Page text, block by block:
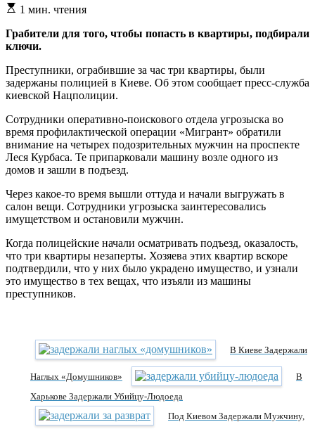
Расчетное
чтения
1 мин. чтения
Грабители для того, чтобы попасть в квартиры, подбирали
ключи.
Преступники, ограбившие за час три квартиры, были
задержаны полицией в Киеве. Об этом сообщает пресс-служба
киевской Нацполиции.
Сотрудники оперативно-поискового отдела угрозыска во
время профилактической операции «Мигрант» обратили
внимание на четырех подозрительных мужчин на проспекте
Леся Курбаса. Те припарковали машину возле одного из
домов и зашли в подъезд.
Через какое-то время вышли оттуда и начали выгружать в
салон вещи. Сотрудники угрозыска заинтересовались
имущетством и остановили мужчин.
Когда полицейские начали осматривать подъезд, оказалость,
что три квартиры незаперты. Хозяева этих квартир вскоре
подтвердили, что у них было украдено имущество, и узнали
это имущество в тех вещах, что изъяли из машины
преступников.
В Киеве Задержали
Наглых «домушников»
В
Харькове Задержали Убийцу-Людоеда
Под Киевом Задержали Мужчину,